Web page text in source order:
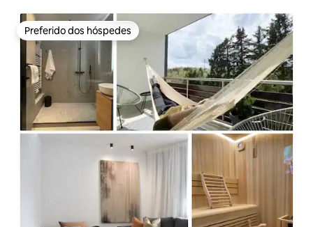
Preferido dos hóspedes
Preferido dos hóspedes